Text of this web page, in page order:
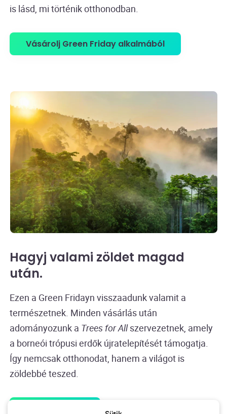
is lásd, mi történik otthonodban.
Vásárolj Green Friday alkalmából
Hagyj valami zöldet magad
után.
Ezen a Green Fridayn visszaadunk valamit a
természetnek. Minden vásárlás után
adományozunk a Trees for Allszervezetnek, amely
a borneói trópusi erdők újratelepítését támogatja.
Így nemcsak otthonodat, hanem a világot is
zöldebbé teszed.